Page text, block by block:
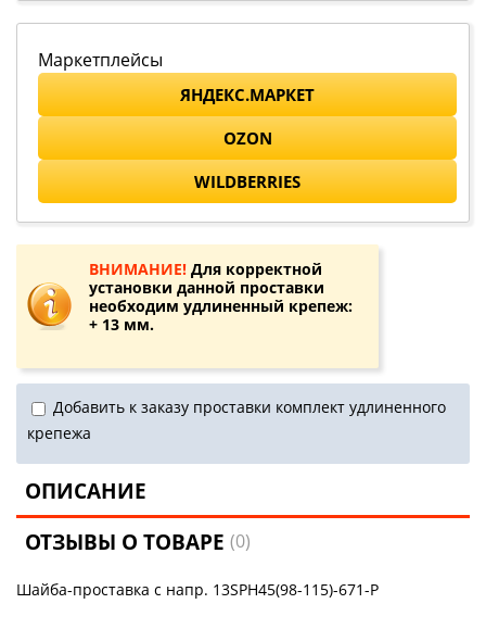
Маркетплейсы
ЯНДЕКС.МАРКЕТ
OZON
WILDBERRIES
ВНИМАНИЕ! Для корректной
установки данной проставки
необходим удлиненный крепеж:
+ 13 мм.
Добавить к заказу проставки комплект удлиненного
крепежа
ОПИСАНИЕ
ОТЗЫВЫ О ТОВАРЕ(0)
Шайба-проставка с напр. 13SPH45(98-115)-671-P